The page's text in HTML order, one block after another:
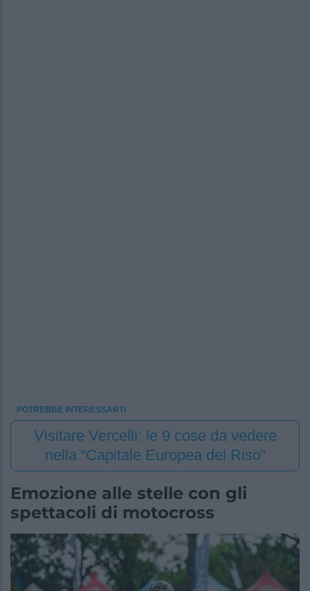
POTREBBE INTERESSARTI
Visitare Vercelli: le 9 cose da vedere
nella “Capitale Europea del Riso”
Emozione alle stelle con gli
spettacoli di motocross